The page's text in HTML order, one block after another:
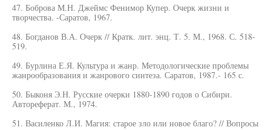
47. Боброва М.Н. Джеймс Фенимор Купер. Очерк жизни и
творчества. -Саратов, 1967.
48. Богданов В.А. Очерк // Кратк. лит. энц. Т. 5. М., 1968. С. 518-
519.
49. Бурлина Е.Я. Культура и жанр. Методологические проблемы
жанрообразования и жанрового синтеза. Саратов, 1987.- 165 с.
50. Быконя Э.Н. Русские очерки 1880-1890 годов о Сибири.
Автореферат. М., 1974.
51. Василенко Л.И. Магия: старое зло или новое благо? // Вопросы